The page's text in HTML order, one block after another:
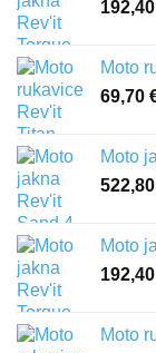
192,40
Moto
69,70
Moto
522,80
Moto
192,40
Moto